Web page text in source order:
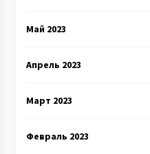
Май 2023
Апрель 2023
Март 2023
Февраль 2023